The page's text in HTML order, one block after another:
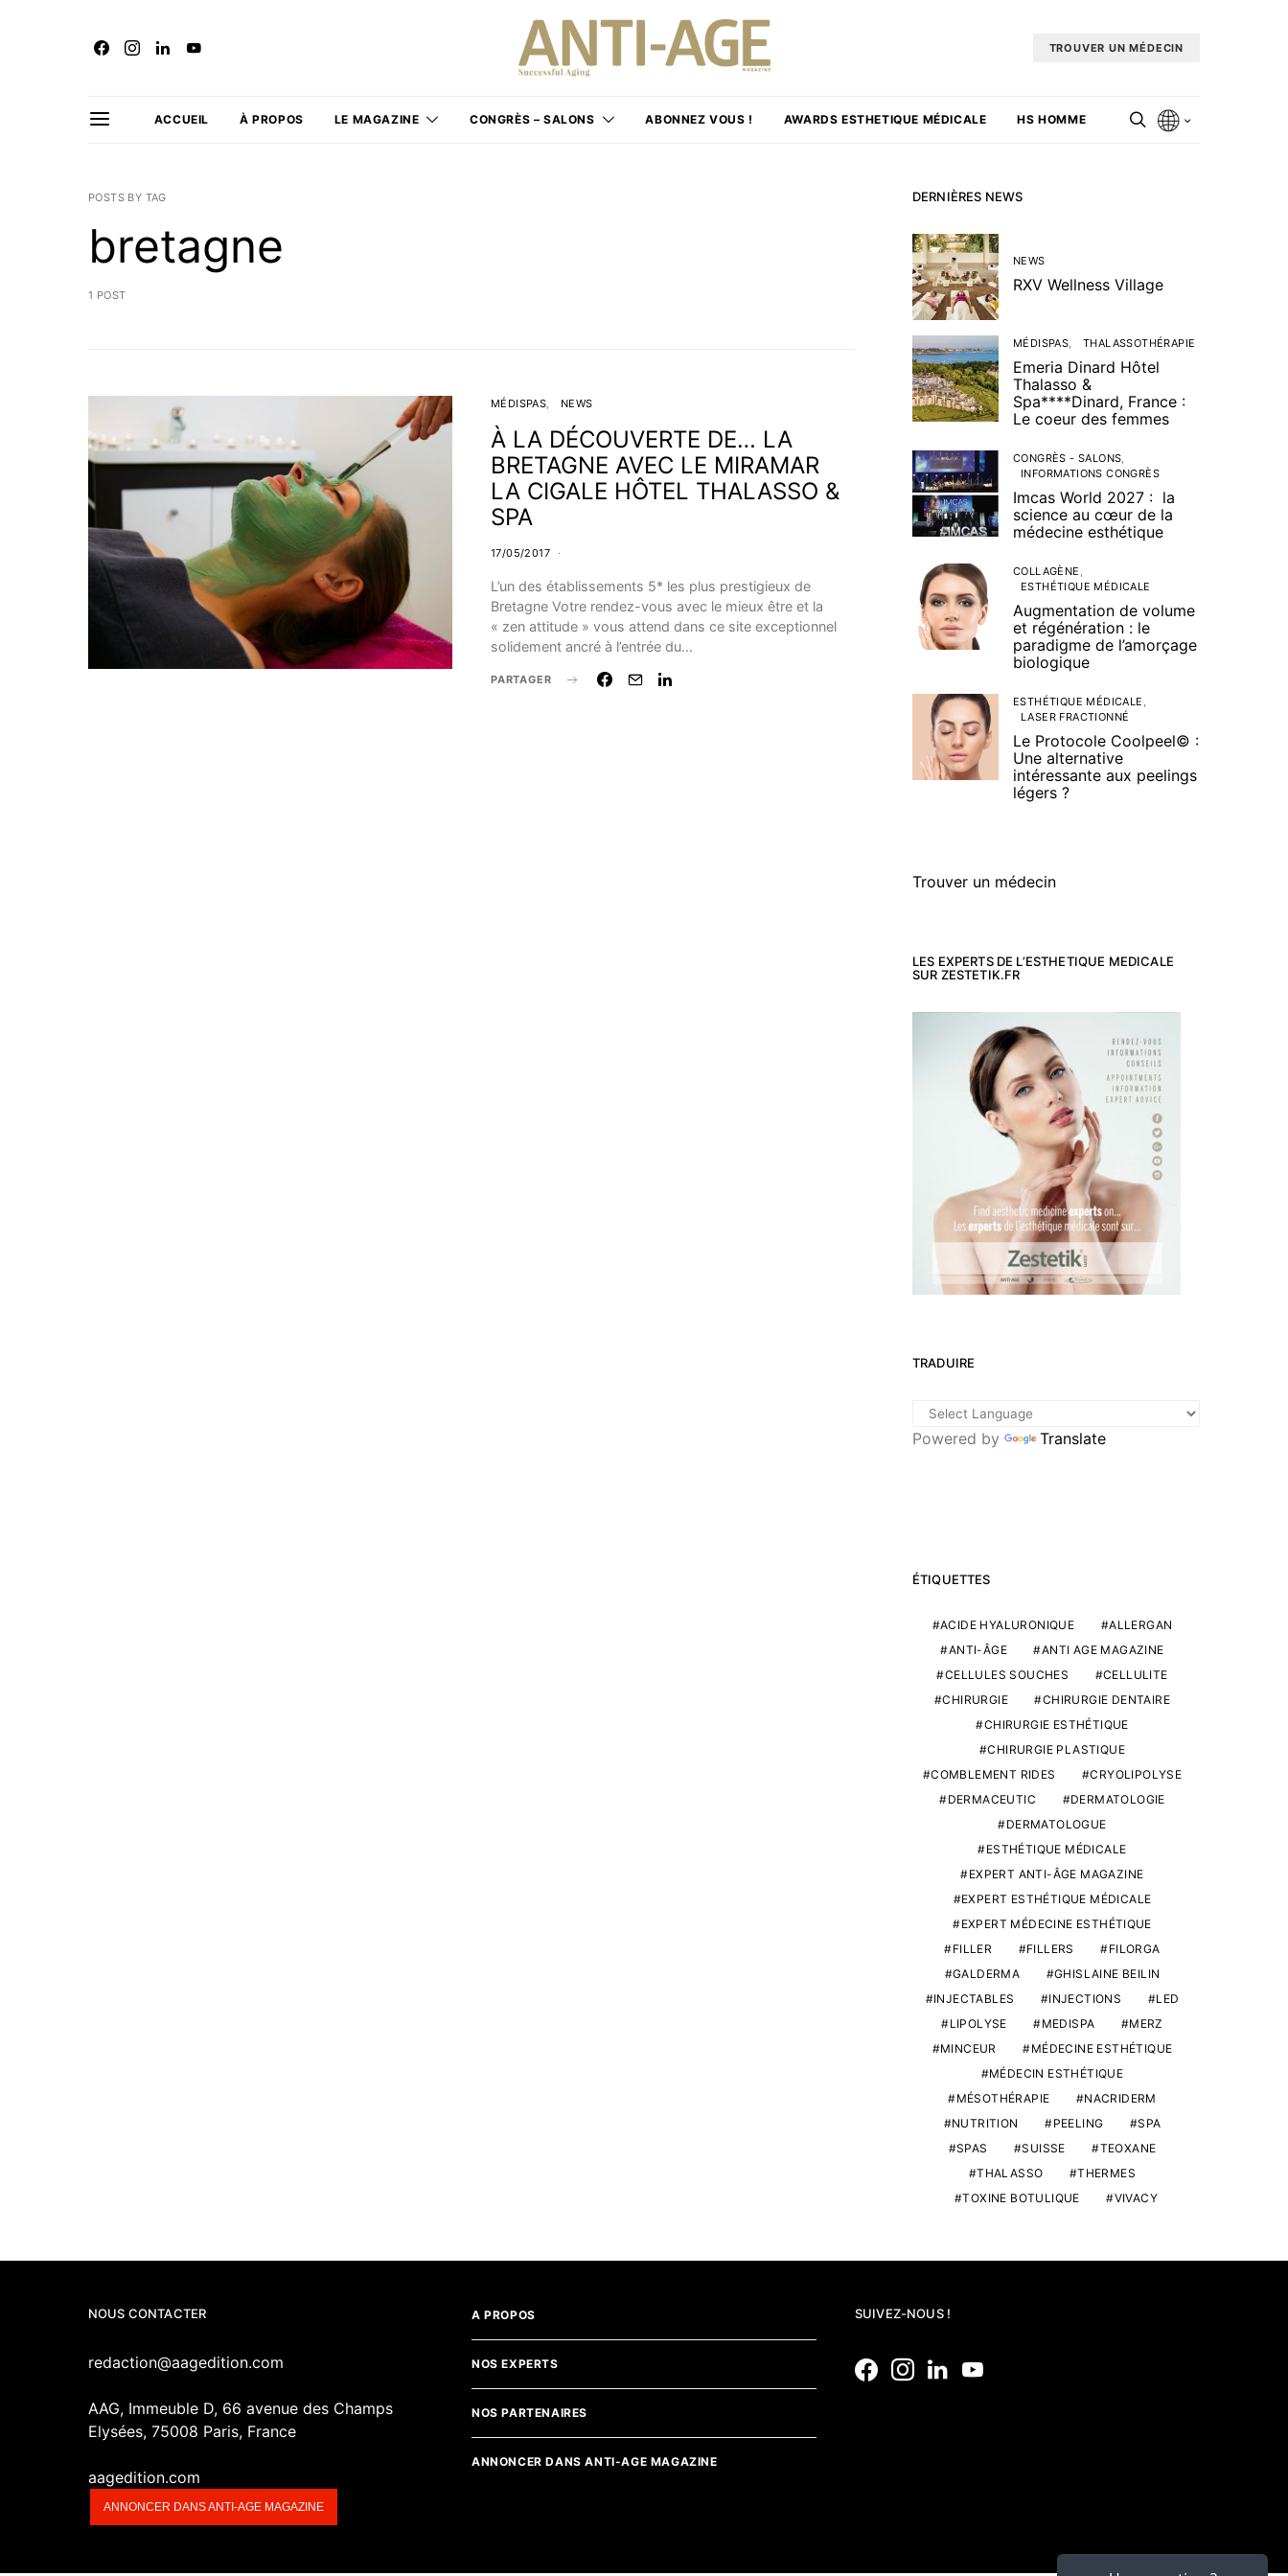
TROUVER UN MÉDECIN
ACCUEIL À PROPOS LE MAGAZINE CONGRÈS – SALONS ABONNEZ VOUS ! AWARDS ESTHETIQUE MÉDICALE HS HOMME
POSTS BY TAG
bretagne
1 POST
MÉDISPAS NEWS
À LA DÉCOUVERTE DE… LA
BRETAGNE AVEC LE MIRAMAR
LA CIGALE HÔTEL THALASSO &
SPA
17/05/2017
L’un des établissements 5* les plus prestigieux de
Bretagne Votre rendez-vous avec le mieux être et la
« zen attitude » vous attend dans ce site exceptionnel
solidement ancré à l’entrée du…
PARTAGER
DERNIÈRES NEWS
NEWS
RXV Wellness Village
MÉDISPAS THALASSOTHÉRAPIE
Emeria Dinard Hôtel
Thalasso &
Spa****Dinard, France :
Le coeur des femmes
CONGRÈS - SALONS
INFORMATIONS CONGRÈS
Imcas World 2027 : la
science au cœur de la
médecine esthétique
COLLAGÈNE
ESTHÉTIQUE MÉDICALE
Augmentation de volume
et régénération : le
paradigme de l’amorçage
biologique
ESTHÉTIQUE MÉDICALE
LASER FRACTIONNÉ
Le Protocole Coolpeel© :
Une alternative
intéressante aux peelings
légers ?
Trouver un médecin
LES EXPERTS DE L’ESTHETIQUE MEDICALE
SUR ZESTETIK.FR
TRADUIRE
Powered by Translate
ÉTIQUETTES
ACIDE HYALURONIQUE
ALLERGAN
ANTI-ÂGE
ANTI AGE MAGAZINE
CELLULES SOUCHES
CELLULITE
CHIRURGIE
CHIRURGIE DENTAIRE
CHIRURGIE ESTHÉTIQUE
CHIRURGIE PLASTIQUE
COMBLEMENT RIDES
CRYOLIPOLYSE
DERMACEUTIC
DERMATOLOGIE
DERMATOLOGUE
ESTHÉTIQUE MÉDICALE
EXPERT ANTI-ÂGE MAGAZINE
EXPERT ESTHÉTIQUE MÉDICALE
EXPERT MÉDECINE ESTHÉTIQUE
FILLER
FILLERS
FILORGA
GALDERMA
GHISLAINE BEILIN
INJECTABLES
INJECTIONS
LED
LIPOLYSE
MEDISPA
MERZ
MINCEUR
MÉDECINE ESTHÉTIQUE
MÉDECIN ESTHÉTIQUE
MÉSOTHÉRAPIE
NACRIDERM
NUTRITION
PEELING
SPA
SPAS
SUISSE
TEOXANE
THALASSO
THERMES
TOXINE BOTULIQUE
VIVACY
NOUS CONTACTER
redaction@aagedition.com
AAG, Immeuble D, 66 avenue des Champs
Elysées, 75008 Paris, France
aagedition.com
ANNONCER DANS ANTI-AGE MAGAZINE
A PROPOS
NOS EXPERTS
NOS PARTENAIRES
ANNONCER DANS ANTI-AGE MAGAZINE
SUIVEZ-NOUS !